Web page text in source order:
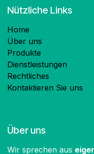
Nützliche Links
Home
Über uns
Produkte
Dienstleistungen
Rechtliches
Kontaktieren Sie uns
Über uns
Wir sprechen aus